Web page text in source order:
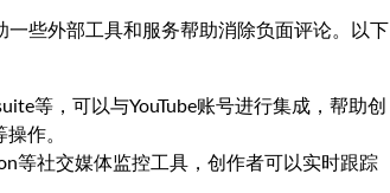
一些外部工具和服务帮助消除负面评论。以下
等，可以与YouTube账号进行集成，帮助创
作。
等社交媒体监控工具，创作者可以实时跟踪